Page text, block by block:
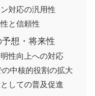
対応の汎用性
と信頼性
想・将来性
性向上への対応
中核的役割の拡大
しての普及促進